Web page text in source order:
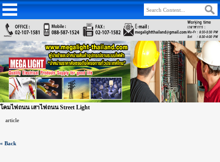
โคมไฟถนน เสาไฟถนน Street Light
article
« Back